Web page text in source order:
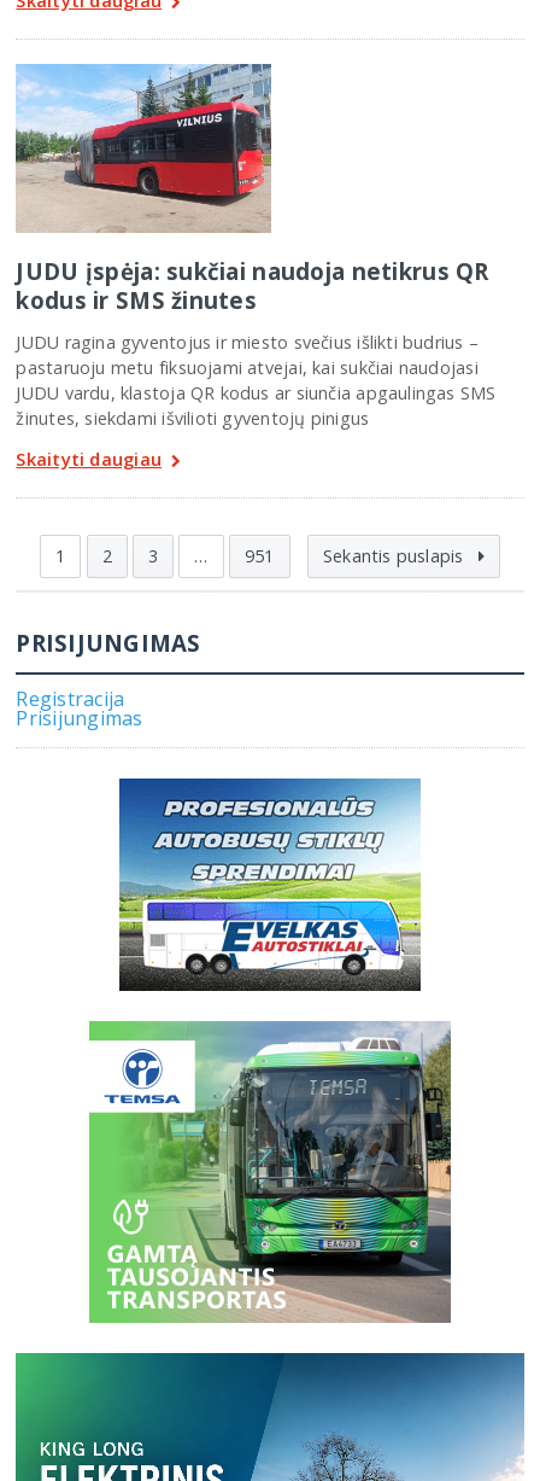
JUDU įspėja: sukčiai naudoja netikrus QR
kodus ir SMS žinutes
JUDU ragina gyventojus ir miesto svečius išlikti budrius –
pastaruoju metu fiksuojami atvejai, kai sukčiai naudojasi
JUDU vardu, klastoja QR kodus ar siunčia apgaulingas SMS
žinutes, siekdami išvilioti gyventojų pinigus
Skaityti daugiau
1 2 3 … 951 Sekantis puslapis
PRISIJUNGIMAS
Registracija
Prisijungimas